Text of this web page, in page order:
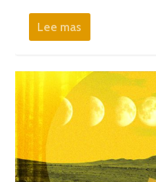
Lee mas